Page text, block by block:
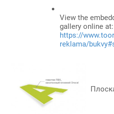
View the
gallery online at:
https://
reklama/